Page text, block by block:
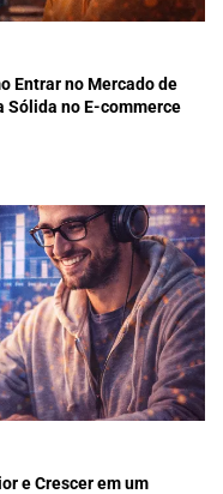
Entrar no Mercado de
Sólida no E-commerce
e Crescer em um